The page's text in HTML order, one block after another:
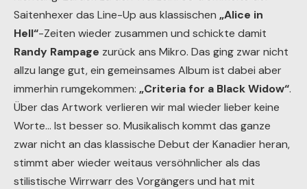
Saitenhexer das Line-Up aus klassischen „Alice in
Hell“-Zeiten wieder zusammen und schickte damit
Randy Rampage zurück ans Mikro. Das ging zwar nicht
allzu lange gut, ein gemeinsames Album ist dabei aber
immerhin rumgekommen: „Criteria for a Black Widow“.
Über das Artwork verlieren wir mal wieder lieber keine
Worte… Ist besser so. Musikalisch kommt das ganze
zwar nicht an das klassische Debut der Kanadier heran,
stimmt aber wieder weitaus versöhnlicher als das
stilistische Wirrwarr des Vorgängers und hat mit